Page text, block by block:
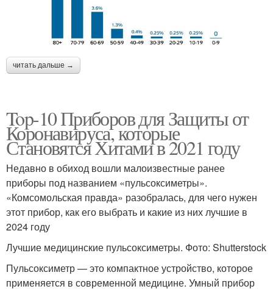
читать дальше →
Top-10 Приборов для Защиты от
Коронавируса, которые
Становятся Хитами в 2021 году
Недавно в обиход вошли малоизвестные ранее
приборы под названием «пульсоксиметры».
«Комсомольская правда» разобралась, для чего нужен
этот прибор, как его выбрать и какие из них лучшие в
2024 году
Лучшие медицинские пульсоксиметры. Фото: Shutterstock
Пульсоксиметр — это компактное устройство, которое
применяется в современной медицине. Умный прибор